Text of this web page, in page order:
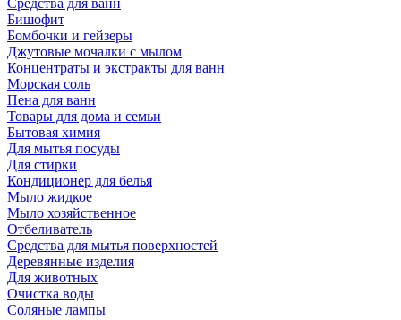
Средства для ванн
Бишофит
Бомбочки и гейзеры
Джутовые мочалки с мылом
Концентраты и экстракты для ванн
Морская соль
Пена для ванн
Товары для дома и семьи
Бытовая химия
Для мытья посуды
Для стирки
Кондиционер для белья
Мыло жидкое
Мыло хозяйственное
Отбеливатель
Средства для мытья поверхностей
Деревянные изделия
Для животных
Очистка воды
Соляные лампы